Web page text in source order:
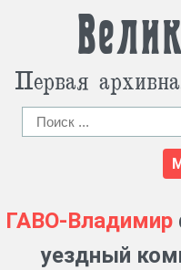
Первая
ГАВО-Владимир
уездный